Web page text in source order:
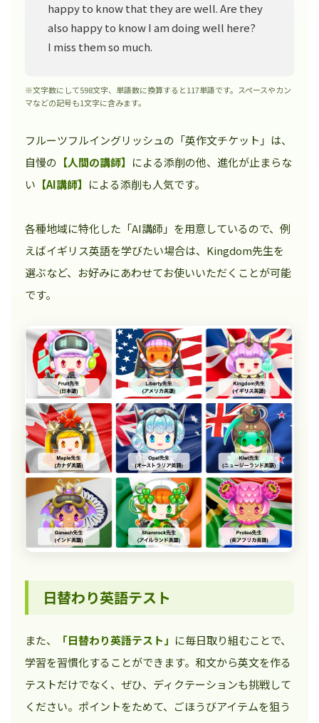
happy to know that they are well. Are they
also happy to know I am doing well here?
I miss them so much.
※文字数にして598文字、単語数に換算すると117単語です。スペースやカン
マなどの記号も1文字に含みます。
フルーツフルイングリッシュの「英作文チケット」は、
自慢の 【人間の講師】 による添削の他、進化が止まらな
い 【AI講師】 による添削も人気です。
各種地域に特化した「AI講師」を用意しているので、例
えばイギリス英語を学びたい場合は、Kingdom先生を
選ぶなど、お好みにあわせてお使いいただくことが可能
です。
日替わり英語テスト
また、 「日替わり英語テスト」 に毎日取り組むことで、
学習を習慣化することができます。和文から英文を作る
テストだけでなく、ぜひ、ディクテーションも挑戦して
ください。ポイントをためて、ごほうびアイテムを狙う